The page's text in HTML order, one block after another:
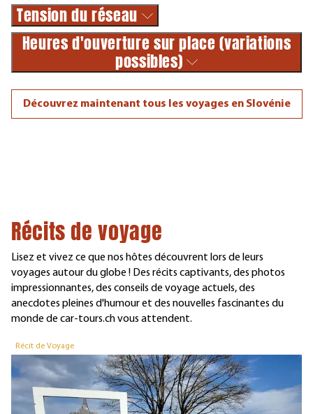
Tension du réseau
Heures d'ouverture sur place (variations
possibles)
Découvrez maintenant tous les voyages en Slovénie
Récits de voyage
Lisez et vivez ce que nos hôtes découvrent lors de leurs
voyages autour du globe ! Des récits captivants, des photos
impressionnantes, des conseils de voyage actuels, des
anecdotes pleines d'humour et des nouvelles fascinantes du
monde de car-tours.ch vous attendent.
Récit de Voyage